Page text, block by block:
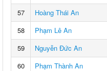
57
Hoàng Thái An
58
Phạm Lê An
59
Nguyễn Đức An
60
Phạm Thành An